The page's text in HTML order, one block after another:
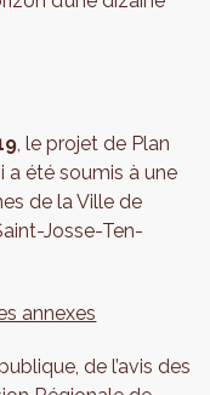
, le projet de Plan
a été soumis à une
de la Ville de
Josse-Ten-
annexes
de l’avis des